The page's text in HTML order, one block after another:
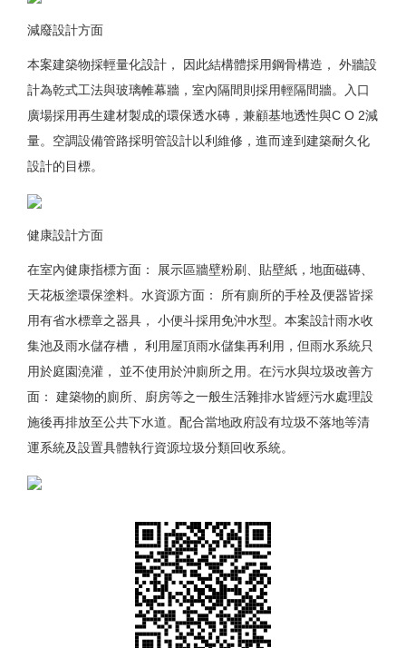
減廢設計方面
本案建築物採輕量化設計， 因此結構體採用鋼骨構造， 外牆設
計為乾式工法與玻璃帷幕牆，室內隔間則採用輕隔間牆。入口
廣場採用再生建材製成的環保透水磚，兼顧基地透性與C O 2減
量。空調設備管路採明管設計以利維修，進而達到建築耐久化
設計的目標。
健康設計方面
在室內健康指標方面： 展示區牆壁粉刷、貼壁紙，地面磁磚、
天花板塗環保塗料。水資源方面： 所有廁所的手栓及便器皆採
用有省水標章之器具， 小便斗採用免沖水型。本案設計雨水收
集池及雨水儲存槽， 利用屋頂雨水儲集再利用，但雨水系統只
用於庭園澆灌， 並不使用於沖廁所之用。在污水與垃圾改善方
面： 建築物的廁所、廚房等之一般生活雜排水皆經污水處理設
施後再排放至公共下水道。配合當地政府設有垃圾不落地等清
運系統及設置具體執行資源垃圾分類回收系統。